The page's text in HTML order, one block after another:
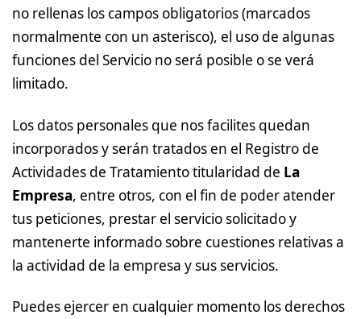
no rellenas los campos obligatorios (marcados
normalmente con un asterisco), el uso de algunas
funciones del Servicio no será posible o se verá
limitado.
Los datos personales que nos facilites quedan
incorporados y serán tratados en el Registro de
Actividades de Tratamiento titularidad de La
Empresa, entre otros, con el fin de poder atender
tus peticiones, prestar el servicio solicitado y
mantenerte informado sobre cuestiones relativas a
la actividad de la empresa y sus servicios.
Puedes ejercer en cualquier momento los derechos